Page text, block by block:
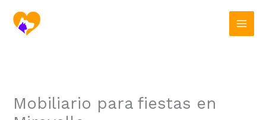
contenido
Mobiliario para fiestas en